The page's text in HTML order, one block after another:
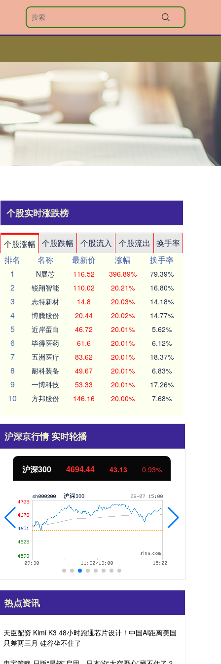
个股实时涨跌榜
个股涨幅 个股跌幅 个股流入 个股流出
换手率
排名
名称 最新价 涨幅
换手率
1
N展芯 116.52 396.89% 79.39%
2 锐翔智能 110.02 20.21% 16.80%
3 志特新材 14.8 20.03% 14.18%
4 博腾股份 20.44 20.02% 14.77%
5 近岸蛋白 46.72 20.01% 5.62%
6 毕得医药 61.6 20.01% 6.12%
7 五洲医疗 83.62 20.01% 18.37%
8 耐科装备 49.67 20.01% 6.83%
9 一博科技 53.33 20.01% 17.26%
10 方邦股份 146.16 20.00% 7.68%
沪深京行情 实时轮播
沪深300 4694.44 43.13 0.93%
热点资讯
天臣配资 Kimi K3 48小时跑通芯片设计！中国AI距离美国
只差两三月 硅谷坐不住了